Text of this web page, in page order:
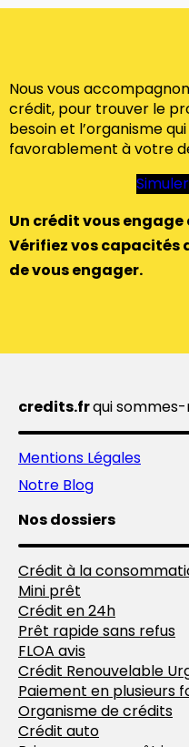
Nous vous
crédit, pour trouver le
besoin et l’organisme
favorablement à votre
Un crédit vous
Vérifiez vos capacités
de vous engager.
credits.frqui sommes-
Mentions Légales
Notre Blog
Nos dossiers
Crédit à la
Mini prêt
Crédit en 24h
Prêt rapide sans refus
FLOA avis
Crédit Renouvelable
Paiement en plusieurs
Organisme de crédits
Crédit auto